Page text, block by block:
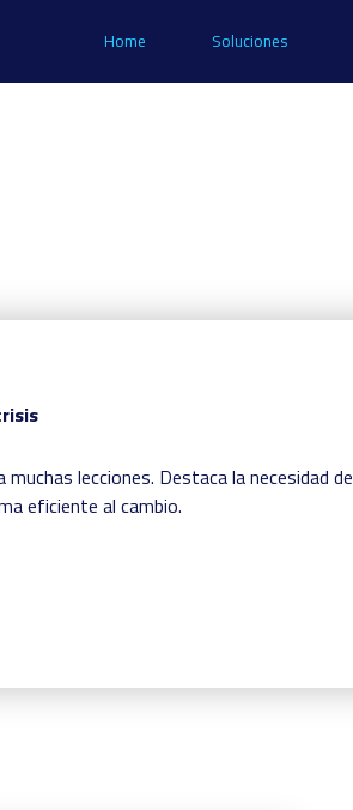
Home Soluciones
lecciones. Destaca la necesidad de
eficiente al cambio.